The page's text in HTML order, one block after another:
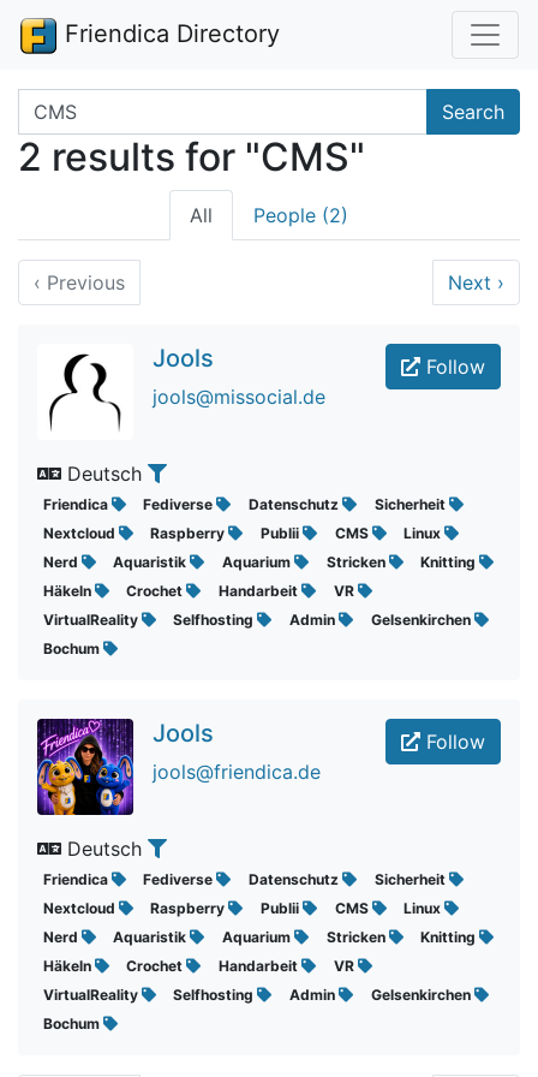
Friendica Directory
Search terms Search
2 results for "CMS"
All People (2)
‹ Previous Next ›
Follow
Jools
jools@missocial.de
Deutsch
Friendica Fediverse Datenschutz
Sicherheit
Nextcloud
Raspberry Publii CMS
Linux
Nerd
Aquaristik Aquarium Stricken
Knitting
Häkeln
Crochet Handarbeit
VR
VirtualReality
Selfhosting Admin
Gelsenkirchen
Bochum
Follow
Jools
jools@friendica.de
Deutsch
Friendica Fediverse Datenschutz
Sicherheit
Nextcloud
Raspberry Publii CMS
Linux
Nerd
Aquaristik Aquarium Stricken
Knitting
Häkeln
Crochet Handarbeit
VR
VirtualReality
Selfhosting Admin
Gelsenkirchen
Bochum